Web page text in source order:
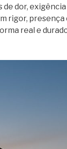
de dor,
rigor, presença
real e